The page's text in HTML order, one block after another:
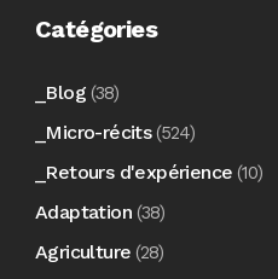
Catégories
_Blog (38)
_Micro-récits(524)
_Retours d'expérience (10)
Adaptation (38)
Agriculture (28)